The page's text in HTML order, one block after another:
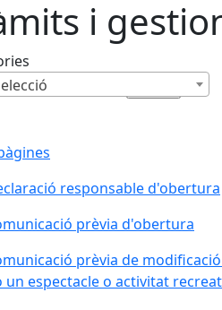
i
responsable d'obertura
prèvia d'obertura
prèvia de
un espectacle o activitat